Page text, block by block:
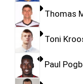
Thomas
Toni
Paul